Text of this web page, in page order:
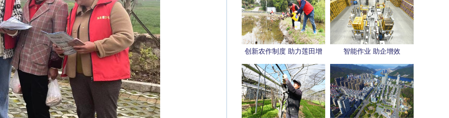
创新农作制度 助力莲田增
收
智能作业 助企增效